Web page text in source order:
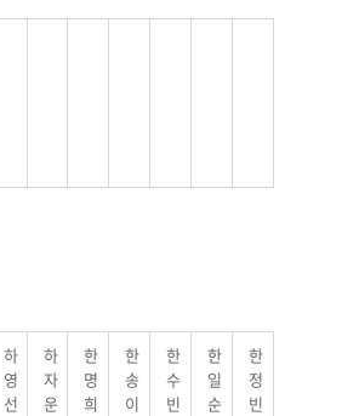
하
영
선
하
자
운
한
명
희
한
송
이
한
수
빈
한
일
순
한
정
빈